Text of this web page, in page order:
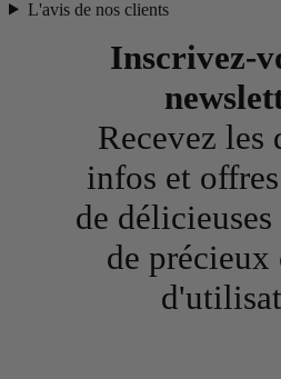
L'avis de nos clients
Inscrivez-
Recevez les
infos et
de
de précieux